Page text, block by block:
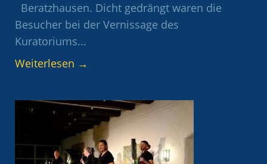
Beratzhausen. Dicht gedrängt waren die
Besucher bei der Vernissage des
Kuratoriums...
Weiterlesen →